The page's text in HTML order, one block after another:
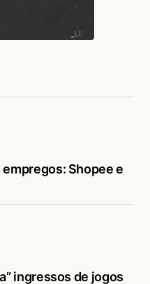
Shopee e
ingressos de jogos